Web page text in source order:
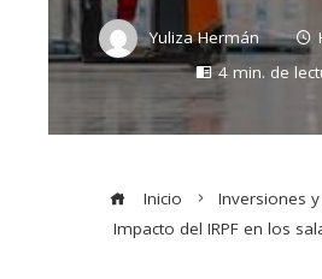
Yuliza Hermán
4 min. de
Inicio
Inversiones
Impacto del IRPF en los